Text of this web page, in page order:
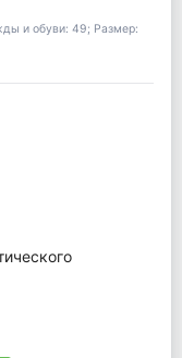
и обуви: 49; Размер: